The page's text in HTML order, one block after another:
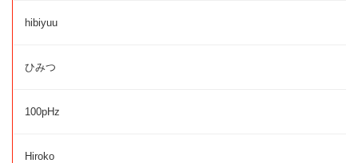
hibiyuu
ひみつ
100pHz
Hiroko